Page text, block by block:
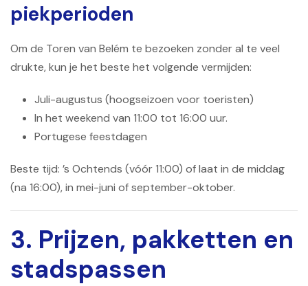
piekperioden
Om de Toren van Belém te bezoeken zonder al te veel
drukte, kun je het beste het volgende vermijden:
Juli-augustus (hoogseizoen voor toeristen)
In het weekend van 11:00 tot 16:00 uur.
Portugese feestdagen
Beste tijd: ’s Ochtends (vóór 11:00) of laat in de middag
(na 16:00), in mei-juni of september-oktober.
3. Prijzen, pakketten en
stadspassen